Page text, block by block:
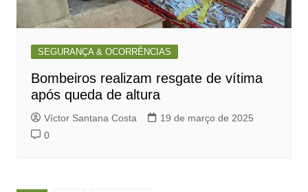
SEGURANÇA & OCORRÊNCIAS
Bombeiros realizam resgate de vítima
após queda de altura
Víctor Santana Costa
19 de março de 2025
0